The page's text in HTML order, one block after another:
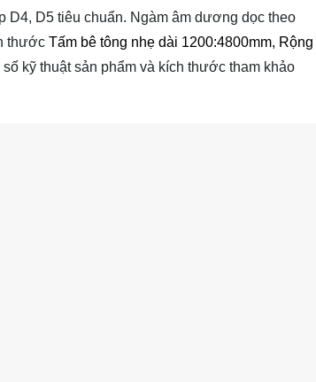
D5 tiêu chuẩn. Ngàm âm dương dọc theo
thước Tấm bê tông nhẹ dài 1200:4800mm, Rộng
số kỹ thuật sản phẩm và kích thước tham khảo